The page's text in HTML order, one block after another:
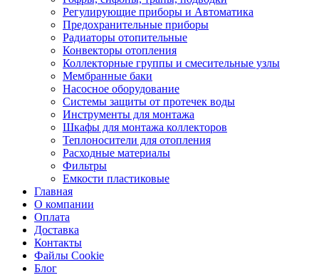
Регулирующие приборы и Автоматика
Предохранительные приборы
Радиаторы отопительные
Конвекторы отопления
Коллекторные группы и смесительные узлы
Мембранные баки
Насосное оборудование
Системы защиты от протечек воды
Инструменты для монтажа
Шкафы для монтажа коллекторов
Теплоносители для отопления
Расходные материалы
Фильтры
Емкости пластиковые
Главная
О компании
Оплата
Доставка
Контакты
Файлы Cookie
Блог